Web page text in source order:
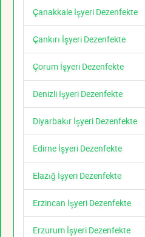
Çanakkale İşyeri Dezenfekte
Çankırı İşyeri Dezenfekte
Çorum İşyeri Dezenfekte
Denizli İşyeri Dezenfekte
Diyarbakır İşyeri Dezenfekte
Edirne İşyeri Dezenfekte
Elazığ İşyeri Dezenfekte
Erzincan İşyeri Dezenfekte
Erzurum İşyeri Dezenfekte